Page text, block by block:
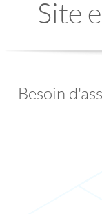
Site
Besoin